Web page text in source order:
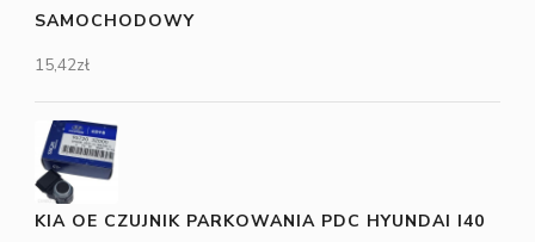
SAMOCHODOWY
15,42zł
KIA OE CZUJNIK PARKOWANIA PDC HYUNDAI I40